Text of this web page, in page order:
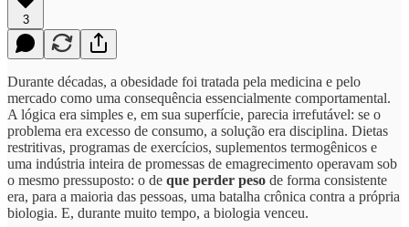
3
Durante décadas, a obesidade foi tratada pela medicina e pelo
mercado como uma consequência essencialmente comportamental.
A lógica era simples e, em sua superfície, parecia irrefutável: se o
problema era excesso de consumo, a solução era disciplina. Dietas
restritivas, programas de exercícios, suplementos termogênicos e
uma indústria inteira de promessas de emagrecimento operavam sob
o mesmo pressuposto: o de que perder peso de forma consistente
era, para a maioria das pessoas, uma batalha crônica contra a própria
biologia. E, durante muito tempo, a biologia venceu.